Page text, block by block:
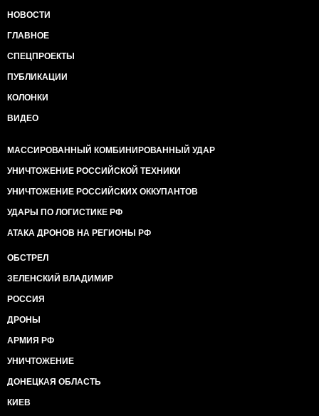
НОВОСТИ
ГЛАВНОЕ
СПЕЦПРОЕКТЫ
ПУБЛИКАЦИИ
КОЛОНКИ
ВИДЕО
МАССИРОВАННЫЙ КОМБИНИРОВАННЫЙ УДАР
УНИЧТОЖЕНИЕ РОССИЙСКОЙ ТЕХНИКИ
УНИЧТОЖЕНИЕ РОССИЙСКИХ ОККУПАНТОВ
УДАРЫ ПО ЛОГИСТИКЕ РФ
АТАКА ДРОНОВ НА РЕГИОНЫ РФ
ОБСТРЕЛ
ЗЕЛЕНСКИЙ ВЛАДИМИР
РОССИЯ
ДРОНЫ
АРМИЯ РФ
УНИЧТОЖЕНИЕ
ДОНЕЦКАЯ ОБЛАСТЬ
КИЕВ